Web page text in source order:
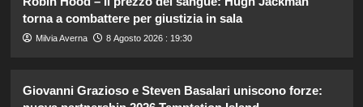
2
Sanremo Giovani: solo il vincitore
parteciperà ai Big nel 2027.
riconciliazione celebrata con il
torna a combattere per giustizia in sala
Milvia Averna 8 Agosto 2026 : 19:30
Giovanni Grazioso e Steven Basalari uniscono forze: